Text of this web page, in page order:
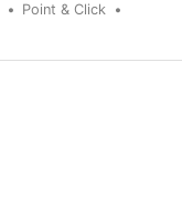
Point & Click